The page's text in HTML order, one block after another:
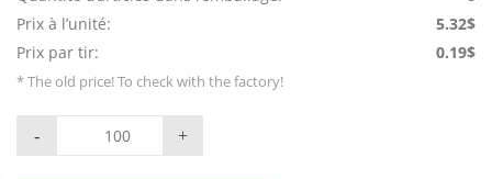
Prix à l’unité:
5.32$
Prix par tir:
0.19$
* The old price! To check with the factory!
+
-